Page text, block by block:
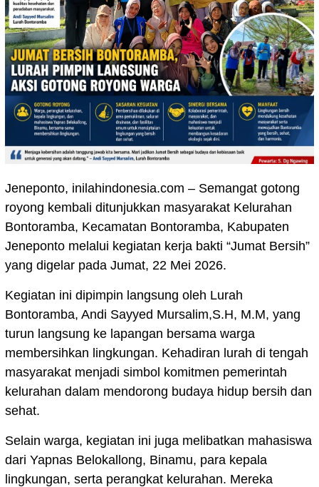
Jeneponto, inilahindonesia.com – Semangat gotong
royong kembali ditunjukkan masyarakat Kelurahan
Bontoramba, Kecamatan Bontoramba, Kabupaten
Jeneponto melalui kegiatan kerja bakti “Jumat Bersih”
yang digelar pada Jumat, 22 Mei 2026.
Kegiatan ini dipimpin langsung oleh Lurah
Bontoramba, Andi Sayyed Mursalim,S.H, M.M, yang
turun langsung ke lapangan bersama warga
membersihkan lingkungan. Kehadiran lurah di tengah
masyarakat menjadi simbol komitmen pemerintah
kelurahan dalam mendorong budaya hidup bersih dan
sehat.
Selain warga, kegiatan ini juga melibatkan mahasiswa
dari Yapnas Belokallong, Binamu, para kepala
lingkungan, serta perangkat kelurahan. Mereka